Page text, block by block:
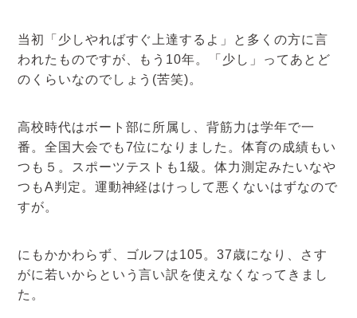
当初「少しやればすぐ上達するよ」と多くの方に言
われたものですが、もう10年。「少し」ってあとど
のくらいなのでしょう(苦笑)。
高校時代はボート部に所属し、背筋力は学年で一
番。全国大会でも7位になりました。体育の成績もい
つも５。スポーツテストも1級。体力測定みたいなや
つもA判定。運動神経はけっして悪くないはずなので
すが。
にもかかわらず、ゴルフは105。37歳になり、さす
がに若いからという言い訳を使えなくなってきまし
た。